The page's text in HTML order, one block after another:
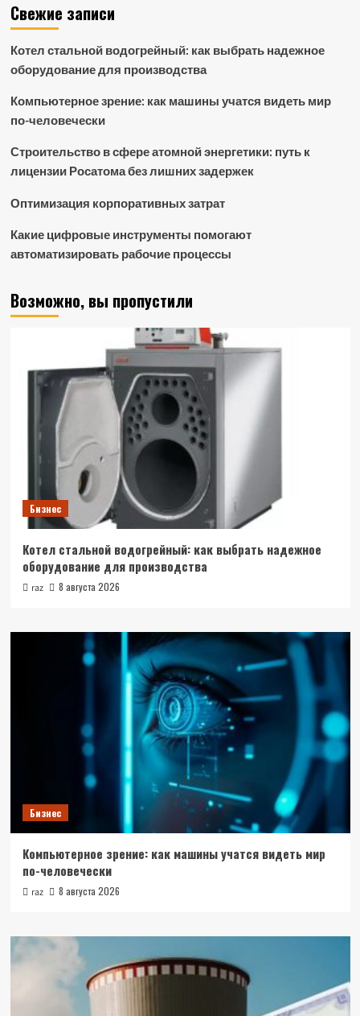
Свежие записи
Котел стальной водогрейный: как выбрать надежное
оборудование для производства
Компьютерное зрение: как машины учатся видеть мир
по-человечески
Строительство в сфере атомной энергетики: путь к
лицензии Росатома без лишних задержек
Оптимизация корпоративных затрат
Какие цифровые инструменты помогают
автоматизировать рабочие процессы
Возможно, вы пропустили
Бизнес
Котел стальной водогрейный: как выбрать надежное
оборудование для производства
raz 8 августа 2026
Бизнес
Компьютерное зрение: как машины учатся видеть мир
по-человечески
raz 8 августа 2026